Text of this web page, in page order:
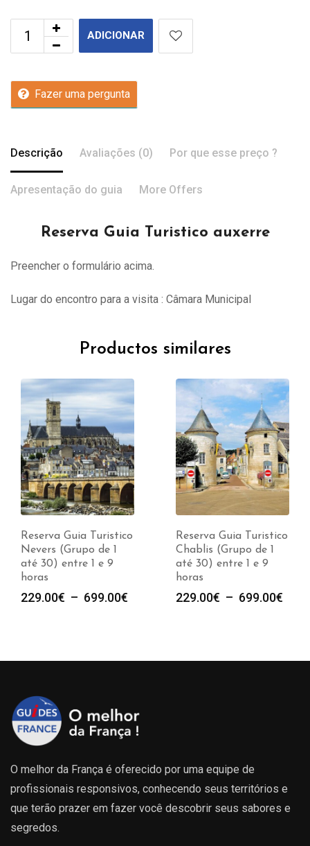
ADICIONAR
Fazer uma pergunta
Descrição Avaliações (0) Por que esse preço ?
Apresentação do guia More Offers
Reserva Guia Turistico auxerre
Preencher o formulário acima.
Lugar do encontro para a visita : Câmara Municipal
Productos similares
Reserva Guia Turistico
Chablis (Grupo de 1
até 30) entre 1 e 9
horas
229.00 €–699.00
Plage
à
Reserva Guia Turistico
Nuits Saint Georges
(Grupo de 1 até 30)
entre 1 e 9 horas
229.00 €–699.00
à
O melhor da França é oferecido por uma equipe de
profissionais responsivos, conhecendo seus territórios e
que terão prazer em fazer você descobrir seus sabores e
segredos.